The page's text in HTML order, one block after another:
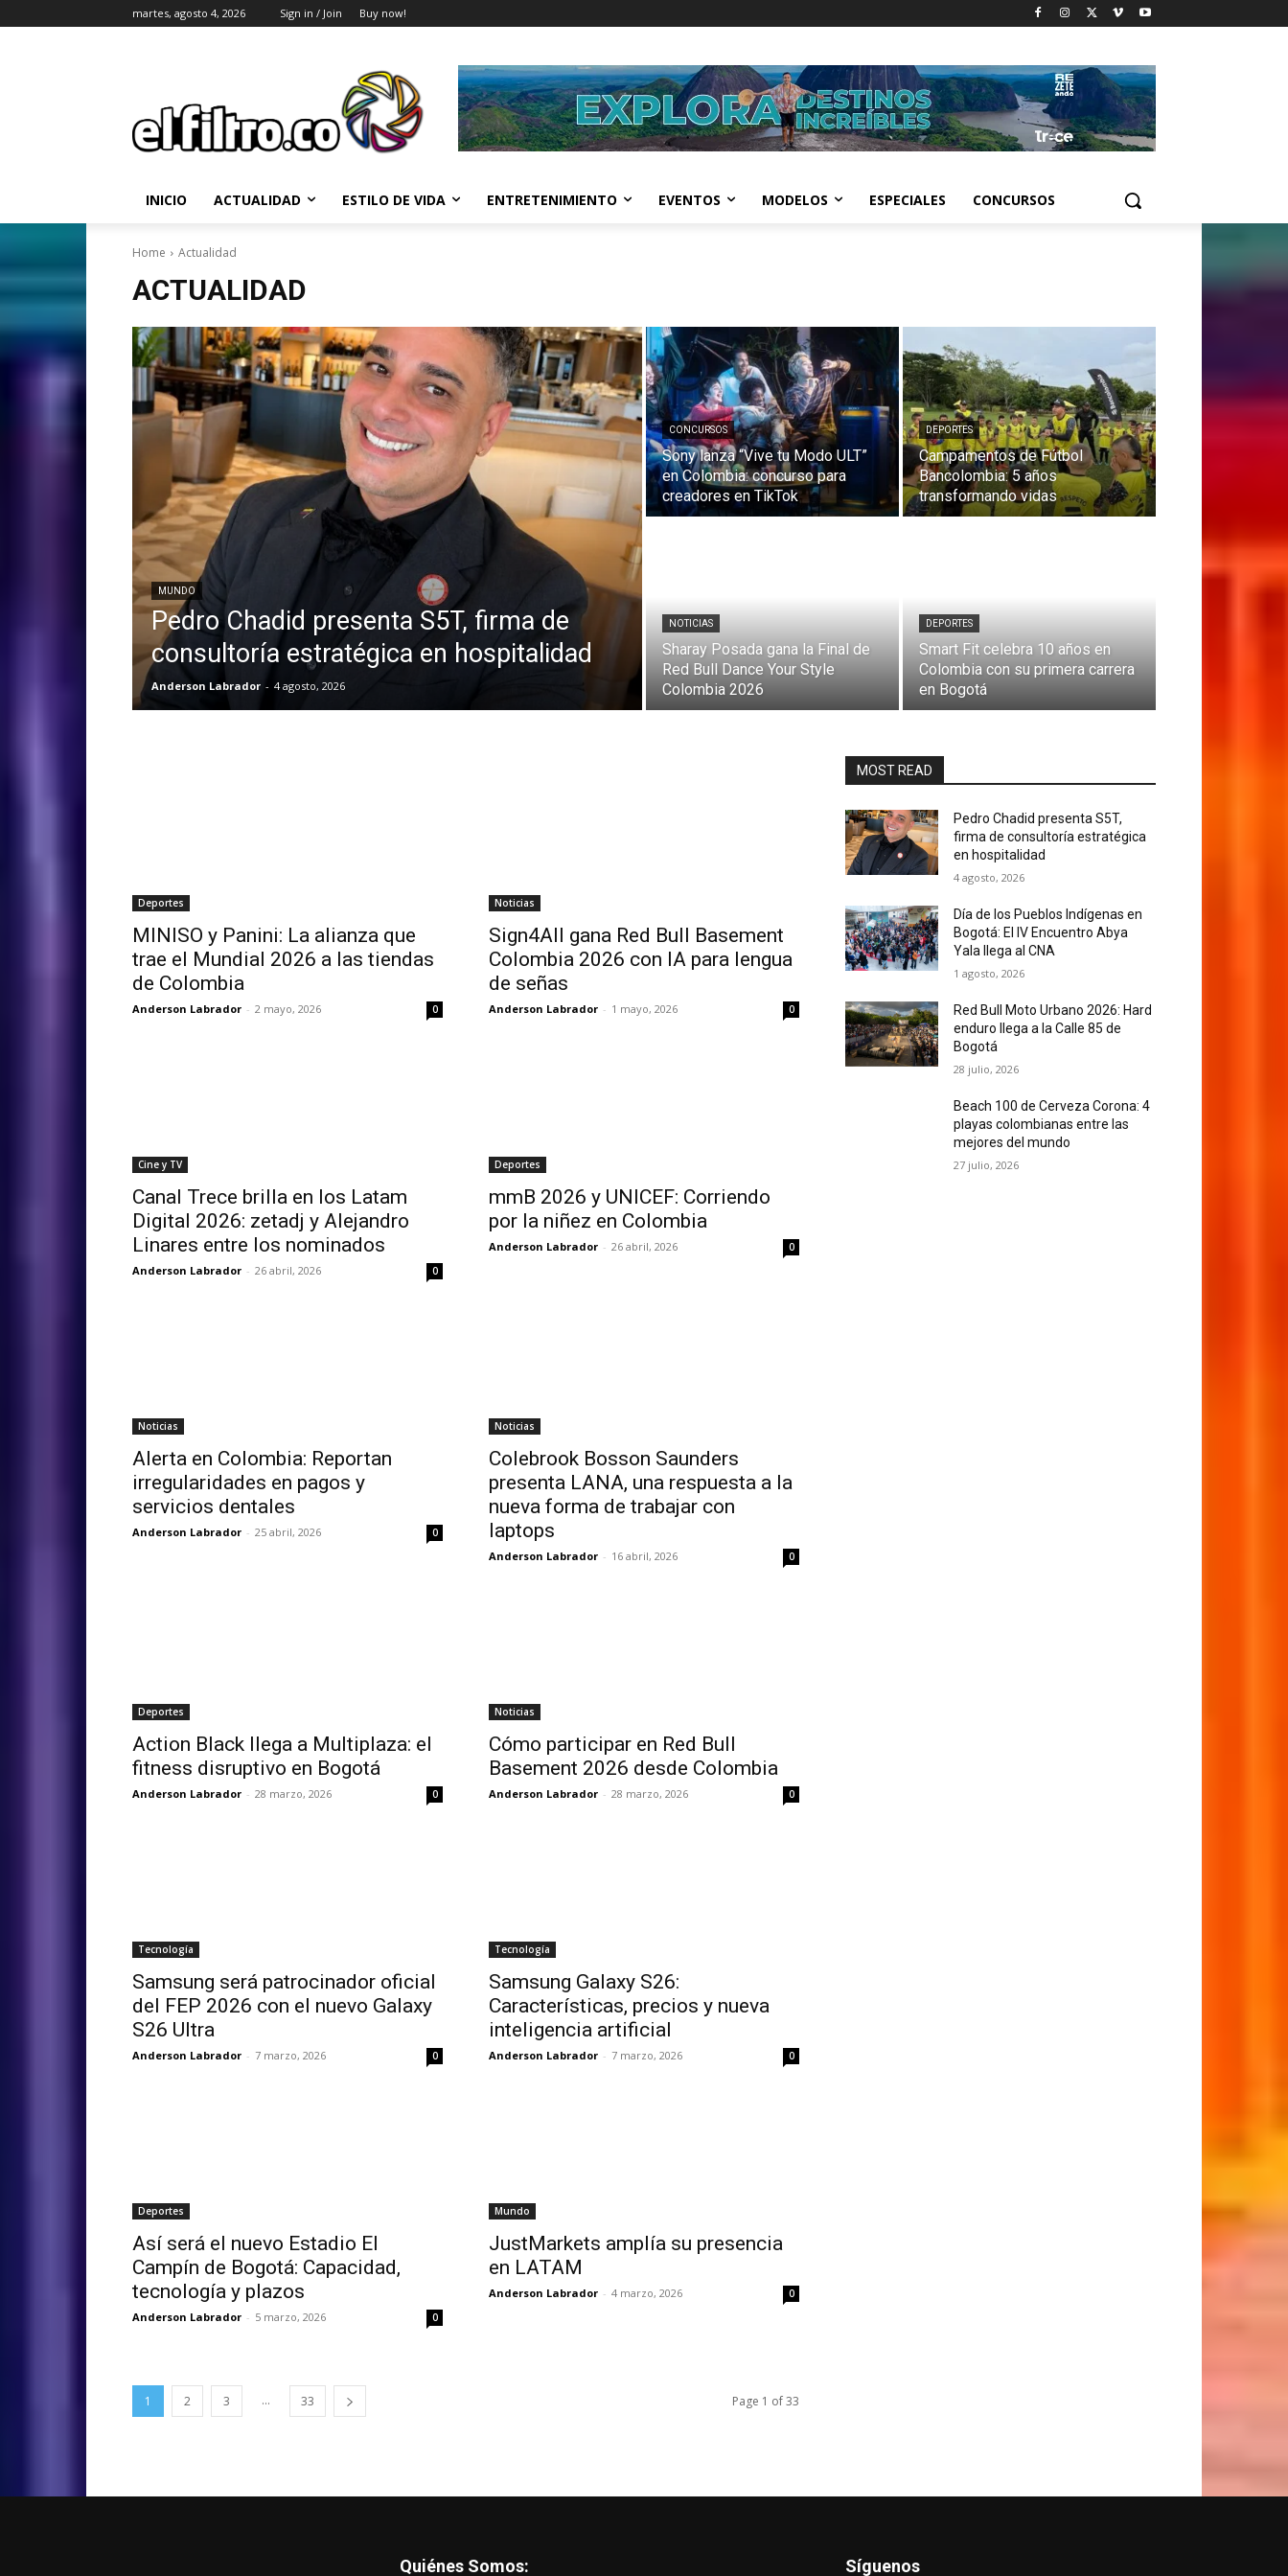
martes, agosto 4, 2026 Sign in / Join Buy now!
INICIO ACTUALIDAD ESTILO DE VIDA ENTRETENIMIENTO EVENTOS MODELOS ESPECIALES CONCURSOS
Home Actualidad
ACTUALIDAD
MUNDO
Pedro Chadid presenta S5T, firma de
consultoría estratégica en hospitalidad
Anderson Labrador - 4 agosto, 2026
CONCURSOS
Sony lanza “Vive tu Modo ULT”
en Colombia: concurso para
creadores en TikTok
DEPORTES
Campamentos de Fútbol
Bancolombia: 5 años
transformando vidas
NOTICIAS
Sharay Posada gana la Final de
Red Bull Dance Your Style
Colombia 2026
DEPORTES
Smart Fit celebra 10 años en
Colombia con su primera carrera
en Bogotá
Deportes
MINISO y Panini: La alianza que
trae el Mundial 2026 a las tiendas
de Colombia
Anderson Labrador - 2 mayo, 2026 0
Noticias
Sign4All gana Red Bull Basement
Colombia 2026 con IA para lengua
de señas
Anderson Labrador - 1 mayo, 2026 0
Cine y TV
Canal Trece brilla en los Latam
Digital 2026: zetadj y Alejandro
Linares entre los nominados
Anderson Labrador - 26 abril, 2026 0
Deportes
mmB 2026 y UNICEF: Corriendo
por la niñez en Colombia
Anderson Labrador - 26 abril, 2026 0
Noticias
Alerta en Colombia: Reportan
irregularidades en pagos y
servicios dentales
Anderson Labrador - 25 abril, 2026 0
Noticias
Colebrook Bosson Saunders
presenta LANA, una respuesta a la
nueva forma de trabajar con
laptops
Anderson Labrador - 16 abril, 2026 0
Deportes
Action Black llega a Multiplaza: el
fitness disruptivo en Bogotá
Anderson Labrador - 28 marzo, 2026 0
Noticias
Cómo participar en Red Bull
Basement 2026 desde Colombia
Anderson Labrador - 28 marzo, 2026 0
Tecnología
Samsung será patrocinador oficial
del FEP 2026 con el nuevo Galaxy
S26 Ultra
Anderson Labrador - 7 marzo, 2026 0
Tecnología
Samsung Galaxy S26:
Características, precios y nueva
inteligencia artificial
Anderson Labrador - 7 marzo, 2026 0
Deportes
Así será el nuevo Estadio El
Campín de Bogotá: Capacidad,
tecnología y plazos
Anderson Labrador - 5 marzo, 2026 0
Mundo
JustMarkets amplía su presencia
en LATAM
Anderson Labrador - 4 marzo, 2026 0
1 2 3 ... 33 Page 1 of 33
MOST READ
Pedro Chadid presenta S5T,
firma de consultoría estratégica
en hospitalidad
4 agosto, 2026
Día de los Pueblos Indígenas en
Bogotá: El IV Encuentro Abya
Yala llega al CNA
1 agosto, 2026
Red Bull Moto Urbano 2026: Hard
enduro llega a la Calle 85 de
Bogotá
28 julio, 2026
Beach 100 de Cerveza Corona: 4
playas colombianas entre las
mejores del mundo
27 julio, 2026
Quiénes Somos: Síguenos